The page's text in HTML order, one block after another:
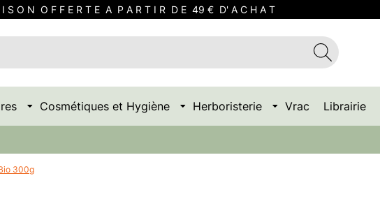
I S O N O F F E R T E A P A R T I R D E 49 € D' A C H A T
Cosmétiques et Hygiène Herboristerie Vrac Librairie
300g